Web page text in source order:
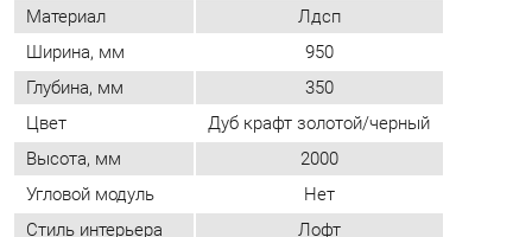
Высота, мм
2000
Угловой модуль
Нет
Стиль интерьера
Лофт
Шкаф для одежды
Тумба для обуви
Нет
ОТЗЫВЫ